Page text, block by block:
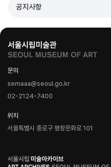
공지사항
문의
semaaa@seoul.go.kr
02-2124-7400
위치
서울특별시 종로구 평창문화로 101
로
고